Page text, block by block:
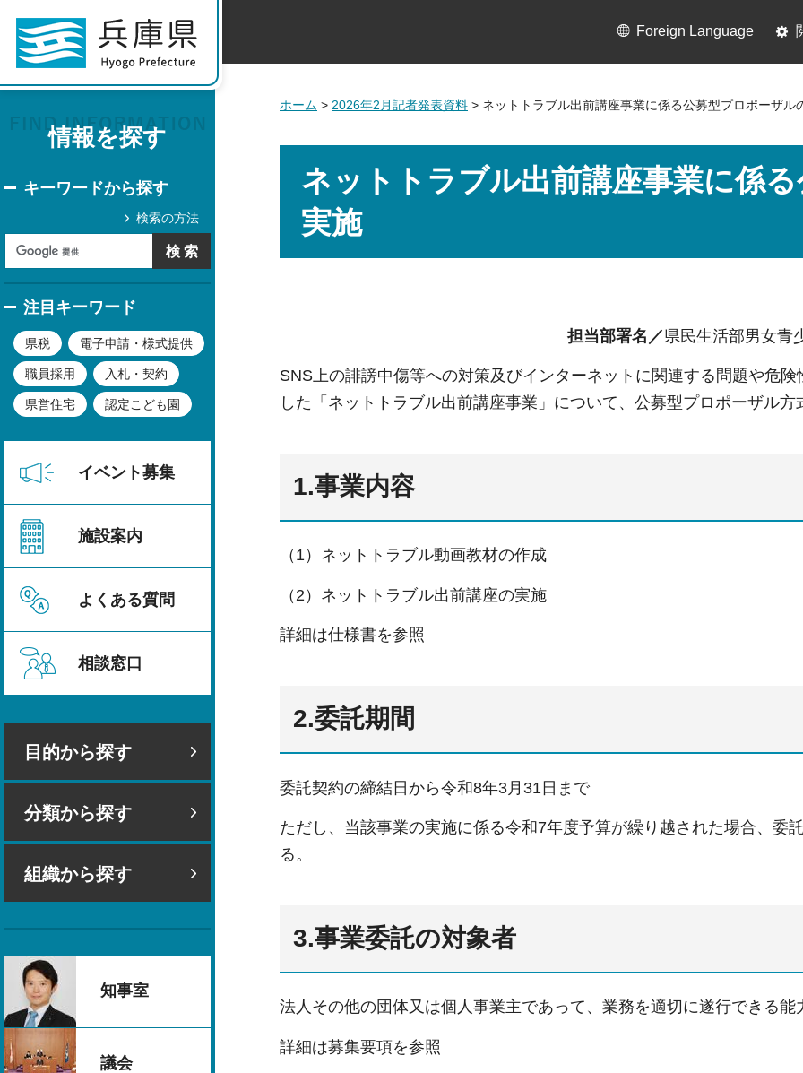
情報を探す
キーワードから探す
検索の方法
注目キーワード
県税 電子申請・様式提供
職員採用 入札・契約
県営住宅 認定こども園
イベント募集
施設案内
よくある質問
相談窓口
目的から探す
分類から探す
組織から探す
知事室
議会
Foreign Language
ホーム > 2026年2月記者発表資料 > ネットトラブル出前講座事業に係る公募型プロポーザル
ネットトラブル出前講座事業に係
実施
担当部署名／県民生活部男女
SNS上の誹謗中傷等への対策及びインターネットに関連する問題や危
した「ネットトラブル出前講座事業」について、公募型プロポーザル方
1.事業内容
（1）ネットトラブル動画教材の作成
（2）ネットトラブル出前講座の実施
詳細は仕様書を参照
2.委託期間
委託契約の締結日から令和8年3月31日まで
ただし、当該事業の実施に係る令和7年度予算が繰り越された場合、委
る。
3.事業委託の対象者
法人その他の団体又は個人事業主であって、業務を適切に遂行できる能
詳細は募集要項を参照